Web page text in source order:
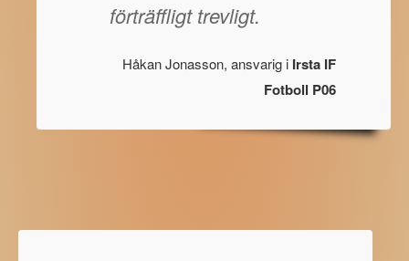
förträffligt trevligt.
Håkan Jonasson, ansvarig i Irsta IF
Fotboll P06